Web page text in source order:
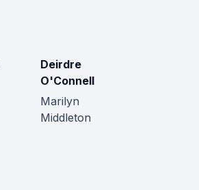
Deirdre
O'Connell
Marilyn
Middleton